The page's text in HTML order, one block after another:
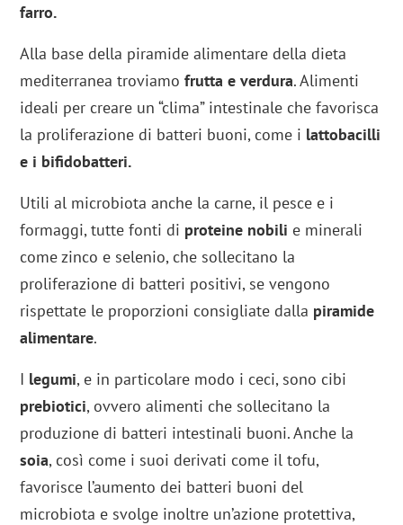
farro.
Alla base della piramide alimentare della dieta
mediterranea troviamofrutta e verdura. Alimenti
ideali per creare un “clima” intestinale che favorisca
la proliferazione di batteri buoni, come i lattobacilli
e i bifidobatteri.
Utili al microbiota anche la carne, il pesce e i
formaggi, tutte fonti di proteine nobili e minerali
come zinco e selenio, che sollecitano la
proliferazione di batteri positivi, se vengono
rispettate le proporzioni consigliate dalla piramide
alimentare.
I legumi, e in particolare modo i ceci, sono cibi
prebiotici, ovvero alimenti che sollecitano la
produzione di batteri intestinali buoni. Anche la
soia, così come i suoi derivati come il tofu,
favorisce l’aumento dei batteri buoni del
microbiota e svolge inoltre un’azione protettiva,